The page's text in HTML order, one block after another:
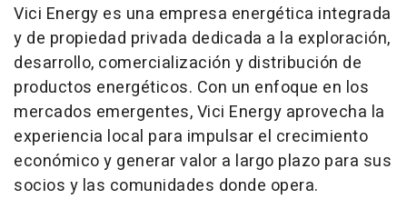
Vici Energy es una empresa energética integrada
y de propiedad privada dedicada a la exploración,
desarrollo, comercialización y distribución de
productos energéticos. Con un enfoque en los
mercados emergentes, Vici Energy aprovecha la
experiencia local para impulsar el crecimiento
económico y generar valor a largo plazo para sus
socios y las comunidades donde opera.